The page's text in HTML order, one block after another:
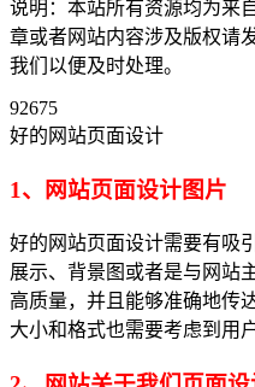
说明：本站所有资源均为来
章或者网站内容涉及版权请
我们以便及时处理。
92675
好的网站页面设计
1、网站页面设计图片
好的网站页面设计需要有吸
展示、背景图或者是与网站
高质量，并且能够准确地传
大小和格式也需要考虑到用